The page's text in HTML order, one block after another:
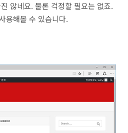
않네요. 물론 걱정할 필요는 없죠.
용해볼 수 있습니다.